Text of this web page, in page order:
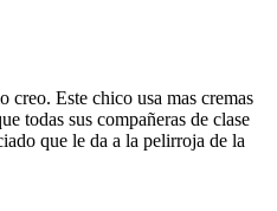
Este chico usa mas cremas
todas sus compañeras de clase
que le da a la pelirroja de la